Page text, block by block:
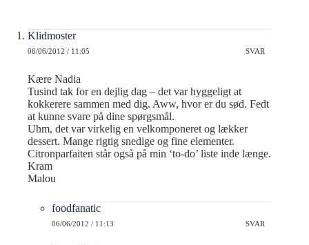
Klidmoster
06/06/2012 / 11:05 SVAR
Kære Nadia
Tusind tak for en dejlig dag – det var hyggeligt at
kokkerere sammen med dig. Aww, hvor er du sød. Fedt
at kunne svare på dine spørgsmål.
Uhm, det var virkelig en velkomponeret og lækker
dessert. Mange rigtig snedige og fine elementer.
Citronparfaiten står også på min ‘to-do’ liste inde længe.
Kram
Malou
foodfanatic
06/06/2012 / 11:13 SVAR